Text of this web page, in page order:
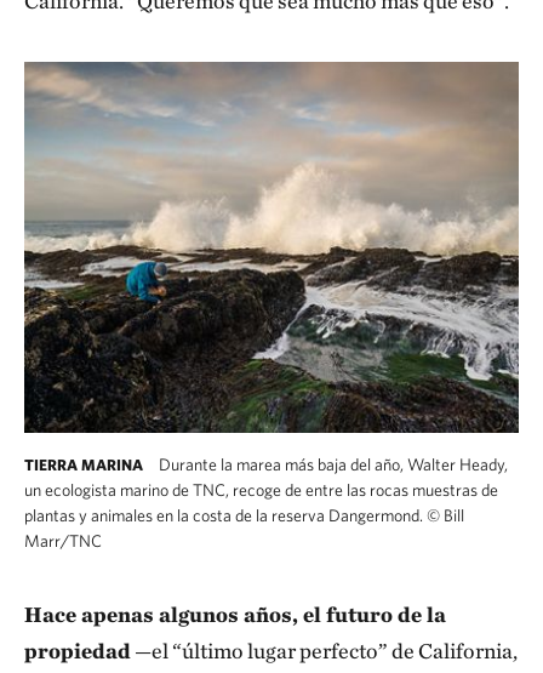
TIERRA MARINA
Durante la marea más baja del año, Walter Heady,
un ecologista marino de TNC, recoge de entre las rocas muestras de
plantas y animales en la costa de la reserva Dangermond. © Bill
Marr/TNC
Hace apenas algunos años, el futuro de la
propiedad —el “último lugar perfecto” de California,